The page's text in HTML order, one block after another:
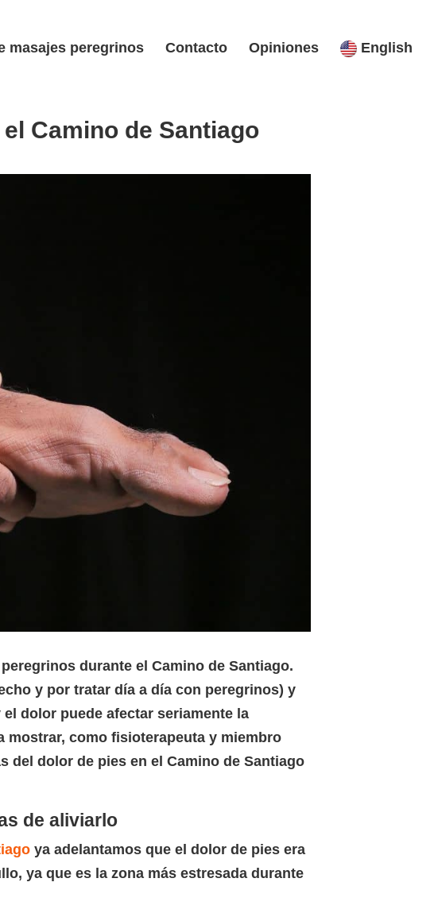
masajes peregrinos Contacto Opiniones English
Camino de Santiago
durante el Camino de Santiago.
y por tratar día a día con peregrinos) y
dolor puede afectar seriamente la
mostrar, como fisioterapeuta y miembro
del dolor de pies en el Camino de Santiago
de aliviarlo
ya adelantamos que el dolor de pies era
ya que es la zona más estresada durante